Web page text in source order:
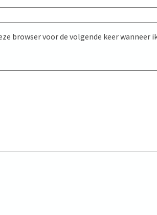
browser voor de volgende keer wanneer